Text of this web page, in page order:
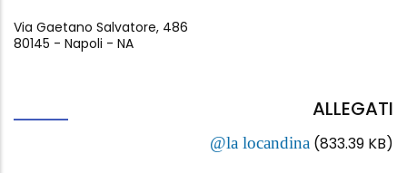
Via Gaetano Salvatore, 486
80145 - Napoli - NA
ALLEGATI
@la locandina (833.39 KB)